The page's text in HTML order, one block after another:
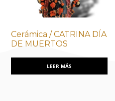
Cerámica / CATRINA DÍA
DE MUERTOS
LEER MÁS